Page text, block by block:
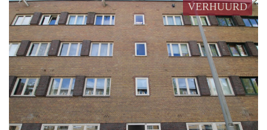
VERHUURD